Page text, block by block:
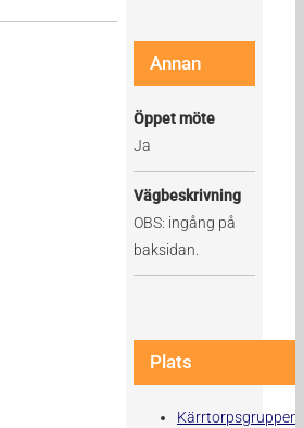
Annan
Öppet möte
Ja
Vägbeskrivning
OBS: ingång på
baksidan.
Plats
Kärrtorpsgruppen